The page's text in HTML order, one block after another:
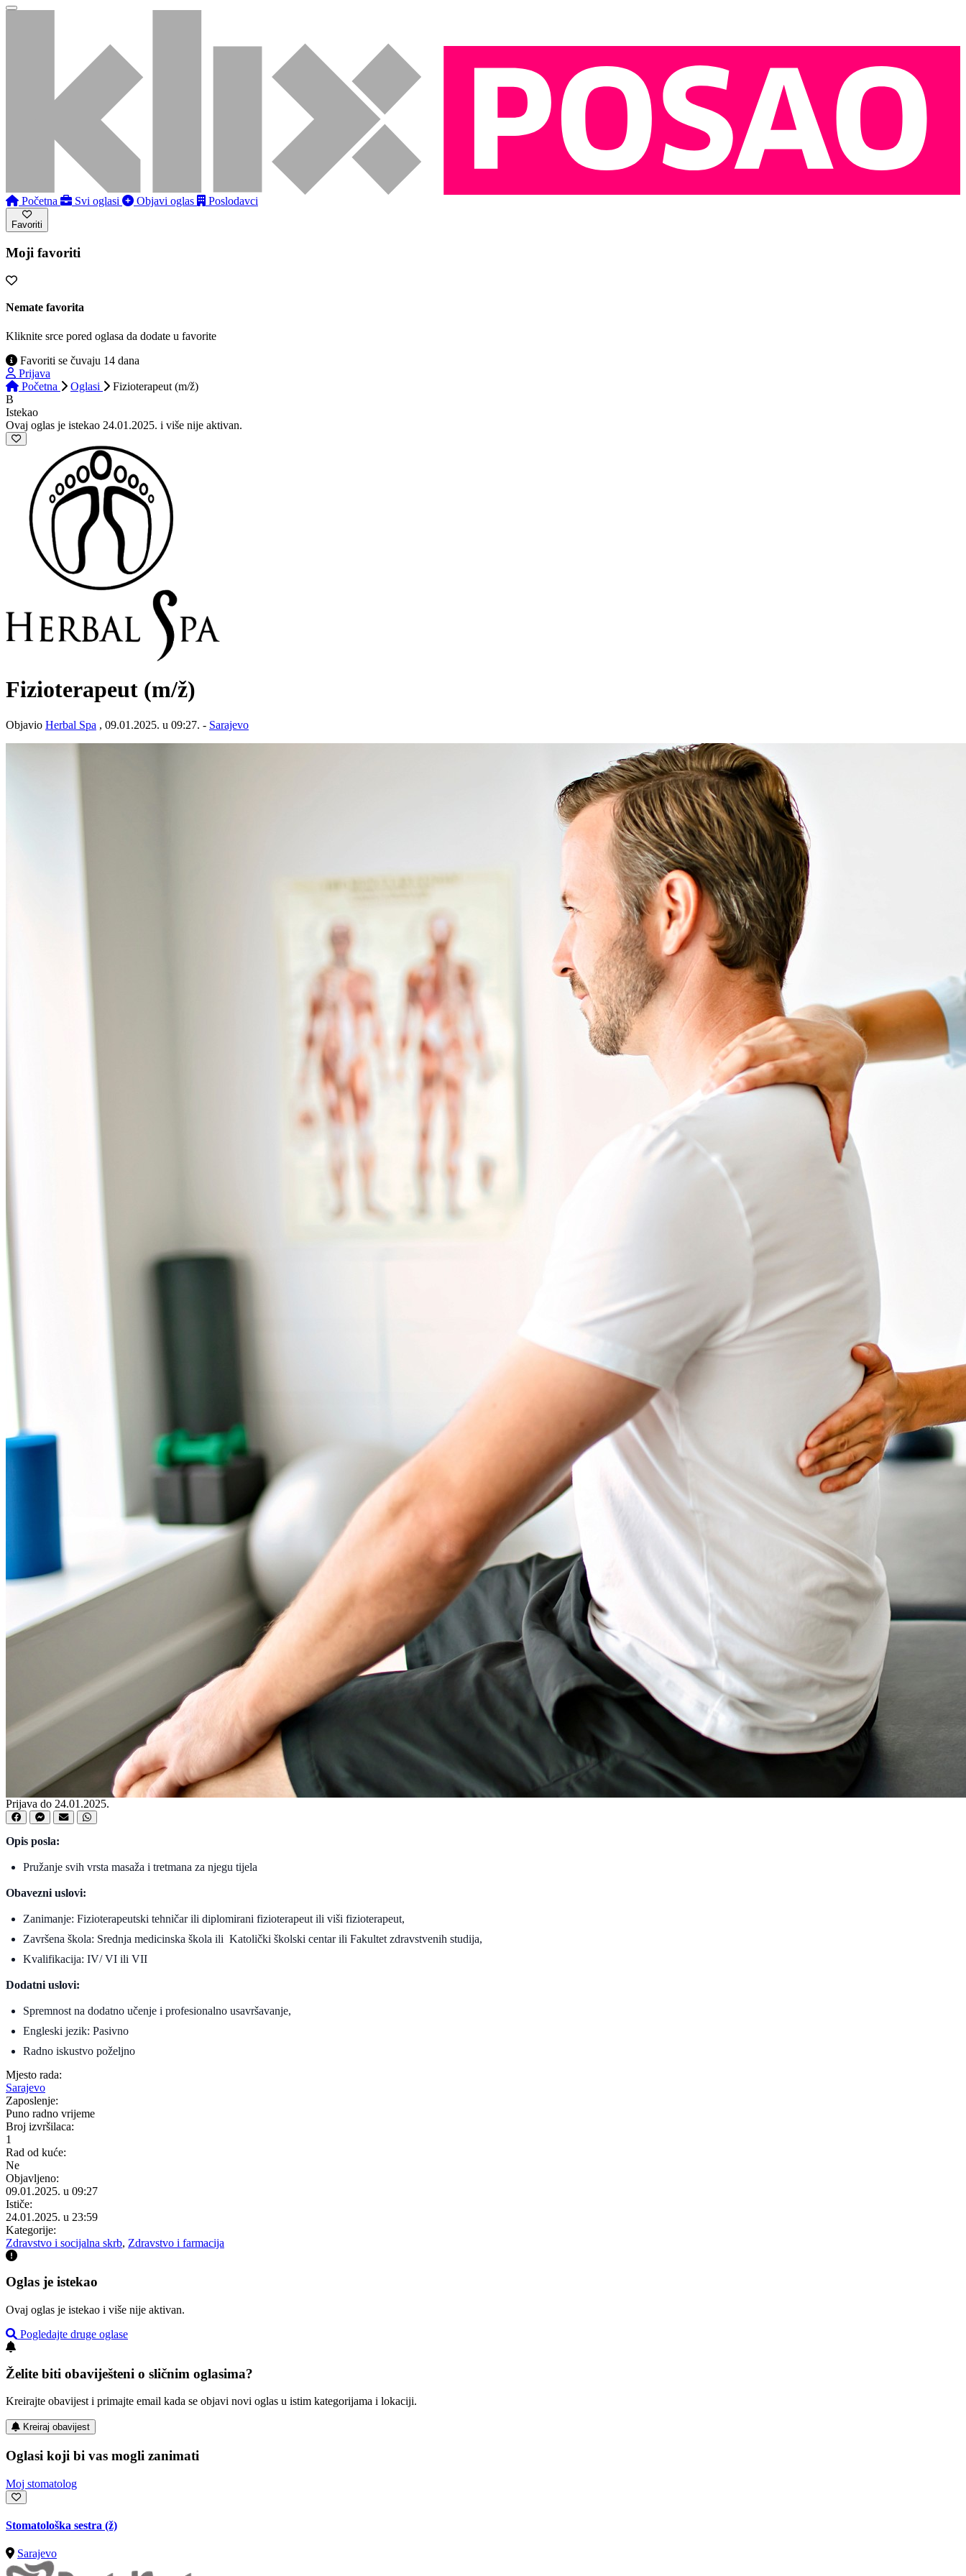
Početna Svi oglasi Objavi oglas Poslodavci
Favoriti
Moji favoriti
Nemate favorita
Kliknite srce pored oglasa da dodate u favorite
Favoriti se čuvaju 14 dana
Prijava
Početna
Oglasi
Fizioterapeut (m/ž)
B
Istekao
Ovaj oglas je istekao 24.01.2025. i više nije aktivan.
Fizioterapeut (m/ž)
Objavio Herbal Spa , 09.01.2025. u 09:27. - Sarajevo
Prijava do 24.01.2025.
Opis posla:
Pružanje svih vrsta masaža i tretmana za njegu tijela
Obavezni uslovi:
Zanimanje: Fizioterapeutski tehničar ili diplomirani fizioterapeut ili viši fizioterapeut,
Završena škola: Srednja medicinska škola ili Katolički školski centar ili Fakultet zdravstvenih studija,
Kvalifikacija: IV/ VI ili VII
Dodatni uslovi:
Spremnost na dodatno učenje i profesionalno usavršavanje,
Engleski jezik: Pasivno
Radno iskustvo poželjno
Mjesto rada:
Sarajevo
Zaposlenje:
Puno radno vrijeme
Broj izvršilaca:
1
Rad od kuće:
Ne
Objavljeno:
09.01.2025. u 09:27
Ističe:
24.01.2025. u 23:59
Kategorije:
Zdravstvo i socijalna skrb, Zdravstvo i farmacija
Oglas je istekao
Ovaj oglas je istekao i više nije aktivan.
Pogledajte druge oglase
Želite biti obaviješteni o sličnim oglasima?
Kreirajte obavijest i primajte email kada se objavi novi oglas u istim kategorijama i lokaciji.
Kreiraj obavijest
Oglasi koji bi vas mogli zanimati
Moj stomatolog
Stomatološka sestra (ž)
Sarajevo